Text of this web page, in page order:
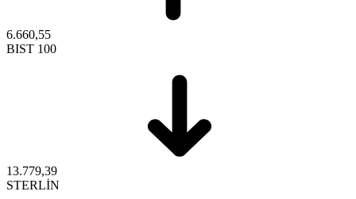
6.660,55
BIST 100
13.779,39
STERLİN